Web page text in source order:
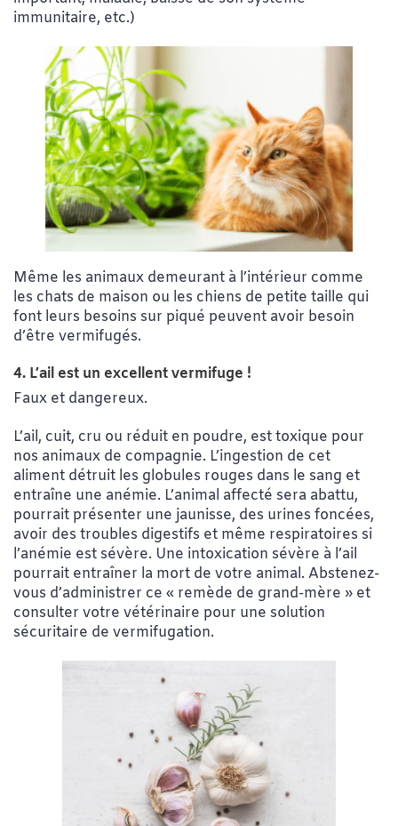
immunitaire, etc.)
Même les animaux demeurant à l’intérieur comme
les chats de maison ou les chiens de petite taille qui
font leurs besoins sur piqué peuvent avoir besoin
d’être vermifugés.
4. L’ail est un excellent vermifuge !
Faux et dangereux.
L’ail, cuit, cru ou réduit en poudre, est toxique pour
nos animaux de compagnie. L’ingestion de cet
aliment détruit les globules rouges dans le sang et
entraîne une anémie. L’animal affecté sera abattu,
pourrait présenter une jaunisse, des urines foncées,
avoir des troubles digestifs et même respiratoires si
l’anémie est sévère. Une intoxication sévère à l’ail
pourrait entraîner la mort de votre animal. Abstenez-
vous d’administrer ce « remède de grand-mère » et
consulter votre vétérinaire pour une solution
sécuritaire de vermifugation.